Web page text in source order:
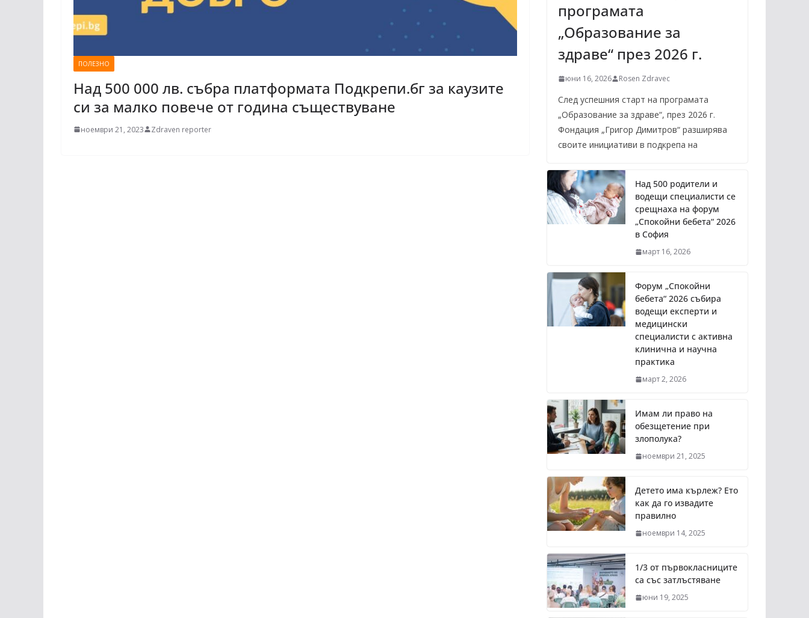
ПОЛЕЗНО
Над 500 000 лв. събра платформата Подкрепи.бг за каузите
си за малко повече от година съществуване
ноември 21, 2023 Zdraven reporter
програмата
„Образование за
здраве“ през 2026 г.
юни 16, 2026 Rosen Zdravec
След успешния старт на програмата
„Образование за здраве“, през 2026 г.
Фондация „Григор Димитров“ разширява
своите инициативи в подкрепа на
Над 500 родители и
водещи специалисти се
срещнаха на форум
„Спокойни бебета“ 2026
в София
март 16, 2026
Форум „Спокойни
бебета“ 2026 събира
водещи експерти и
медицински
специалисти с активна
клинична и научна
практика
март 2, 2026
Имам ли право на
обезщетение при
злополука?
ноември 21, 2025
Детето има кърлеж? Ето
как да го извадите
правилно
ноември 14, 2025
1/3 от първокласниците
са със затлъстяване
юни 19, 2025